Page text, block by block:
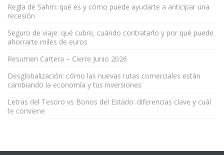
Regla de Sahm: qué es y cómo puede ayudarte a anticipar una
recesión
Seguro de viaje: qué cubre, cuándo contratarlo y por qué puede
ahorrarte miles de euros
Resumen Cartera – Cierre Junio 2026
Desglobalización: cómo las nuevas rutas comerciales están
cambiando la economía y tus inversiones
Letras del Tesoro vs Bonos del Estado: diferencias clave y cuál
te conviene